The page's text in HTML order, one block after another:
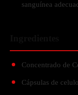
sanguínea
Concentrado de
Cápsulas de